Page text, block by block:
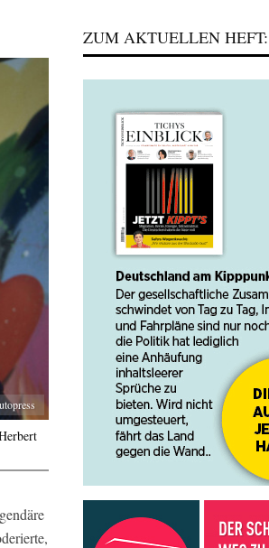
ZUM AKTUELLEN HEFT: